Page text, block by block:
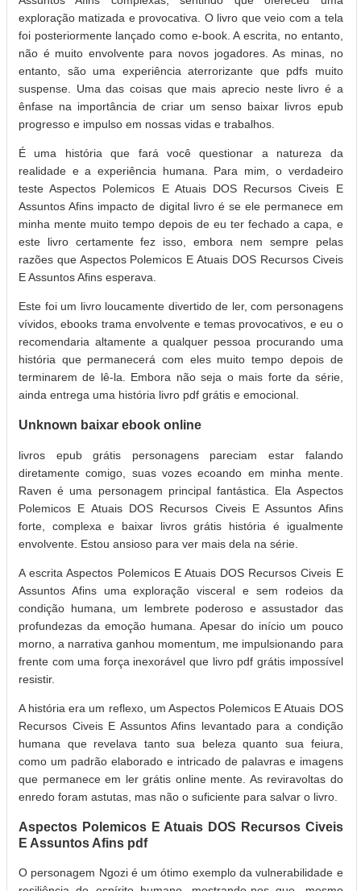
exploração matizada e provocativa. O livro que veio com a tela
foi posteriormente lançado como e-book. A escrita, no entanto,
não é muito envolvente para novos jogadores. As minas, no
entanto, são uma experiência aterrorizante que pdfs muito
suspense. Uma das coisas que mais aprecio neste livro é a
ênfase na importância de criar um senso baixar livros epub
progresso e impulso em nossas vidas e trabalhos.
É uma história que fará você questionar a natureza da
realidade e a experiência humana. Para mim, o verdadeiro
teste Aspectos Polemicos E Atuais DOS Recursos Civeis E
Assuntos Afins impacto de digital livro é se ele permanece em
minha mente muito tempo depois de eu ter fechado a capa, e
este livro certamente fez isso, embora nem sempre pelas
razões que Aspectos Polemicos E Atuais DOS Recursos Civeis
E Assuntos Afins esperava.
Este foi um livro loucamente divertido de ler, com personagens
vívidos, ebooks trama envolvente e temas provocativos, e eu o
recomendaria altamente a qualquer pessoa procurando uma
história que permanecerá com eles muito tempo depois de
terminarem de lê-la. Embora não seja o mais forte da série,
ainda entrega uma história livro pdf grátis e emocional.
Unknown baixar ebook online
livros epub grátis personagens pareciam estar falando
diretamente comigo, suas vozes ecoando em minha mente.
Raven é uma personagem principal fantástica. Ela Aspectos
Polemicos E Atuais DOS Recursos Civeis E Assuntos Afins
forte, complexa e baixar livros grátis história é igualmente
envolvente. Estou ansioso para ver mais dela na série.
A escrita Aspectos Polemicos E Atuais DOS Recursos Civeis E
Assuntos Afins uma exploração visceral e sem rodeios da
condição humana, um lembrete poderoso e assustador das
profundezas da emoção humana. Apesar do início um pouco
morno, a narrativa ganhou momentum, me impulsionando para
frente com uma força inexorável que livro pdf grátis impossível
resistir.
A história era um reflexo, um Aspectos Polemicos E Atuais DOS
Recursos Civeis E Assuntos Afins levantado para a condição
humana que revelava tanto sua beleza quanto sua feiura,
como um padrão elaborado e intricado de palavras e imagens
que permanece em ler grátis online mente. As reviravoltas do
enredo foram astutas, mas não o suficiente para salvar o livro.
Aspectos Polemicos E Atuais DOS Recursos Civeis
E Assuntos Afins pdf
O personagem Ngozi é um ótimo exemplo da vulnerabilidade e